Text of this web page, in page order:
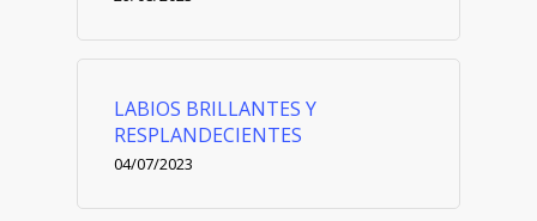
LABIOS BRILLANTES Y
RESPLANDECIENTES
04/07/2023